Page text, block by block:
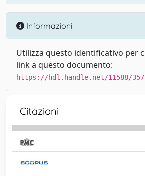
Informazioni
Utilizza questo identificativo per
link a questo documento:
https://hdl.handle.net/11588/
Citazioni